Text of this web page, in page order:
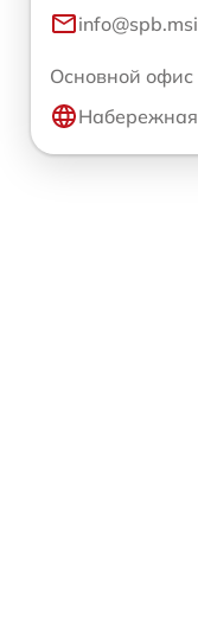
Основной офис